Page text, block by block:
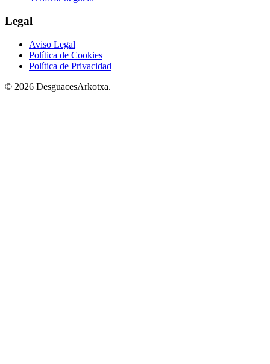
Legal
Aviso Legal
Política de Cookies
Política de Privacidad
© 2026 DesguacesArkotxa.